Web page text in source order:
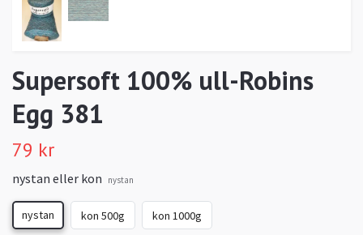
Supersoft 100% ull-Robins
Egg 381
79 kr
nystan eller kon nystan
nystan kon 500g kon 1000g